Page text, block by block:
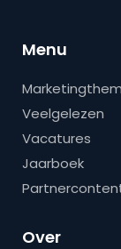
Menu
Veelgelezen
Vacatures
Jaarboek
Over